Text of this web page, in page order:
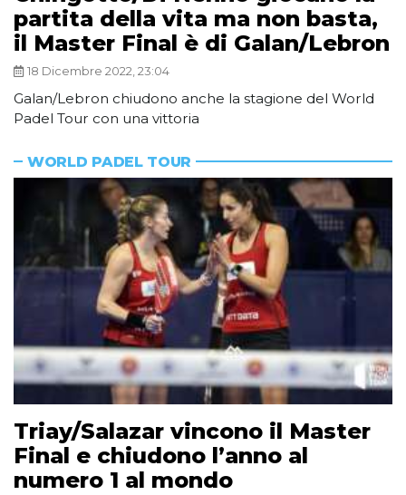
partita della vita ma non basta,
il Master Final è di Galan/Lebron
18 Dicembre 2022, 23:04
Galan/Lebron chiudono anche la stagione del World
Padel Tour con una vittoria
WORLD PADEL TOUR
Triay/Salazar vincono il Master
Final e chiudono l’anno al
numero 1 al mondo